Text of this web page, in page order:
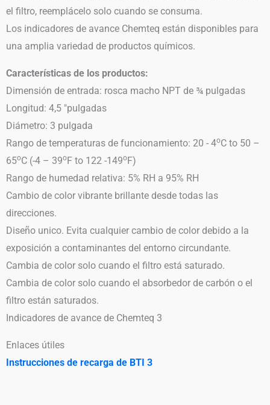
el filtro, reemplácelo solo cuando se consuma.
Los indicadores de avance Chemteq están disponibles para
una amplia variedad de productos químicos.
Características de los productos:
Dimensión de entrada: rosca macho NPT de ¾ pulgadas
Longitud: 4,5 "pulgadas
Diámetro: 3 pulgada
Rango de temperaturas de funcionamiento: 20 - 4oC to 50 –
65oC (-4 – 39oF to 122 -149oF)
Rango de humedad relativa: 5% RH a 95% RH
Cambio de color vibrante brillante desde todas las
direcciones.
Diseño unico. Evita cualquier cambio de color debido a la
exposición a contaminantes del entorno circundante.
Cambia de color solo cuando el filtro está saturado.
Cambia de color solo cuando el absorbedor de carbón o el
filtro están saturados.
Indicadores de avance de Chemteq 3
Enlaces útiles
Instrucciones de recarga de BTI 3